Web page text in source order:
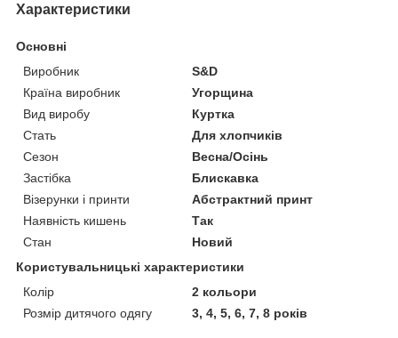
Характеристики
Основні
Виробник
S&D
Країна виробник
Угорщина
Вид виробу
Куртка
Стать
Для хлопчиків
Сезон
Весна/Осінь
Застібка
Блискавка
Візерунки і принти
Абстрактний принт
Наявність кишень
Так
Стан
Новий
Користувальницькі характеристики
Колір
2 кольори
Розмір дитячого одягу
3, 4, 5, 6, 7, 8 років